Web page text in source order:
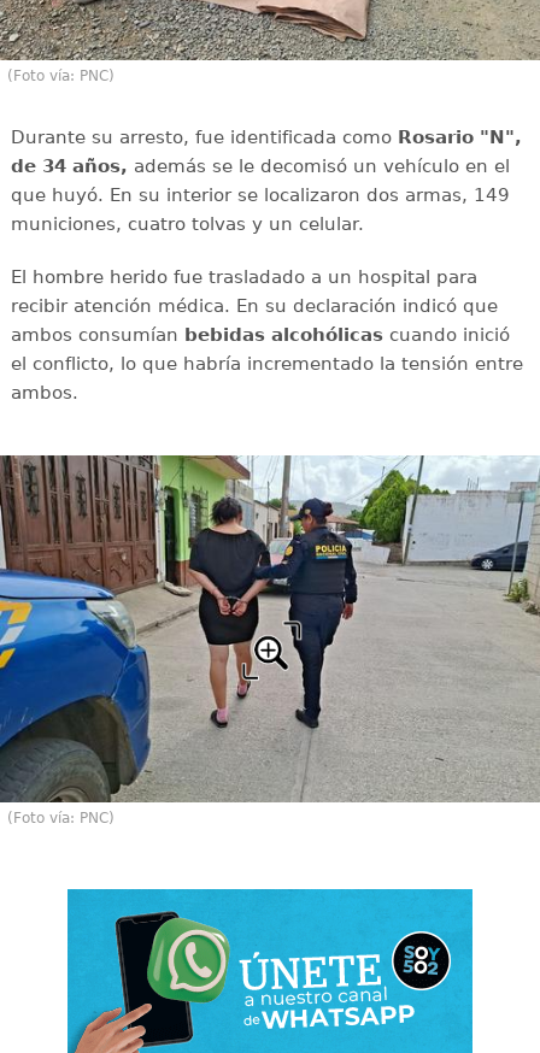
(Foto vía: PNC)
Durante su arresto, fue identificada como Rosario "N",
de 34 años, además se le decomisó un vehículo en el
que huyó. En su interior se localizaron dos armas, 149
municiones, cuatro tolvas y un celular.
El hombre herido fue trasladado a un hospital para
recibir atención médica. En su declaración indicó que
ambos consumían bebidas alcohólicascuando inició
el conflicto, lo que habría incrementado la tensión entre
ambos.
(Foto vía: PNC)